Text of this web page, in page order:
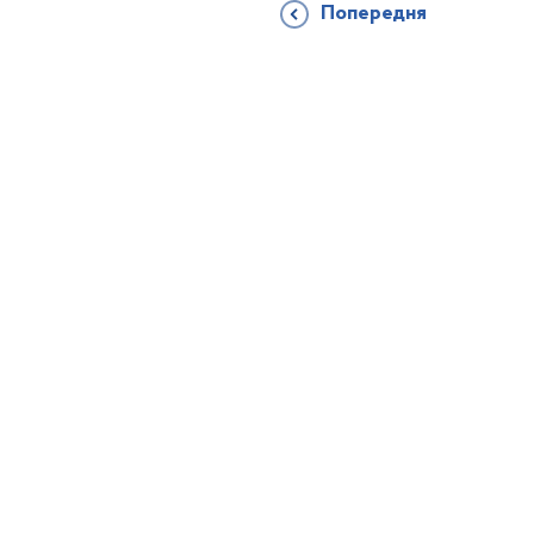
Попередня